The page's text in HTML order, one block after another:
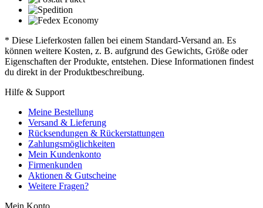
* Diese Lieferkosten fallen bei einem Standard-Versand an. Es
können weitere Kosten, z. B. aufgrund des Gewichts, Größe oder
Eigenschaften der Produkte, entstehen. Diese Informationen findest
du direkt in der Produktbeschreibung.
Hilfe & Support
Meine Bestellung
Versand & Lieferung
Rücksendungen & Rückerstattungen
Zahlungsmöglichkeiten
Mein Kundenkonto
Firmenkunden
Aktionen & Gutscheine
Weitere Fragen?
Mein Konto